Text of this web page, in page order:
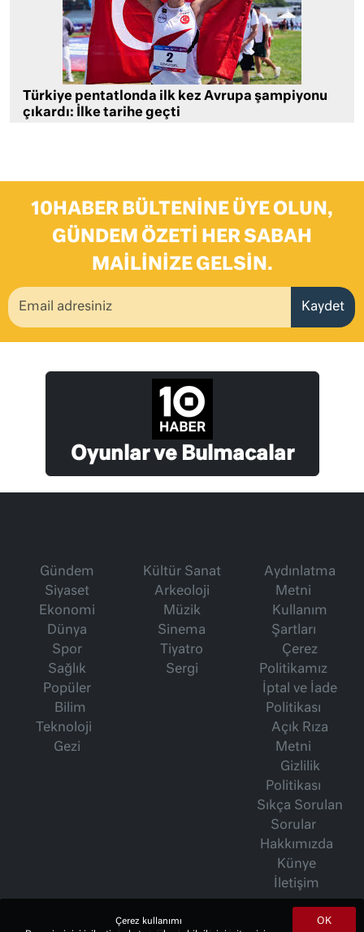
Türkiye pentatlonda ilk kez Avrupa şampiyonu
çıkardı: İlke tarihe geçti
10HABER BÜLTENINE ÜYE OLUN,
GÜNDEM ÖZETI HER SABAH
MAILINIZE GELSIN.
Kaydet
Oyunlar ve Bulmacalar
Gündem
Siyaset
Ekonomi
Dünya
Spor
Sağlık
Popüler
Bilim
Teknoloji
Gezi
Kültür Sanat
Arkeoloji
Müzik
Sinema
Tiyatro
Sergi
Aydınlatma
Metni
Kullanım
Şartları
Çerez
Politikamız
İptal ve İade
Politikası
Açık Rıza
Metni
Gizlilik
Politikası
Sıkça Sorulan
Sorular
Hakkımızda
Künye
İletişim
OK
Çerez kullanımı